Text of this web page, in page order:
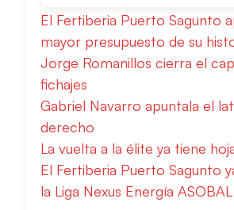
El Fertiberia Puerto Sagunto
mayor presupuesto de su
Jorge Romanillos cierra el
fichajes
Gabriel Navarro apuntala el
derecho
La vuelta a la élite ya tiene
El Fertiberia Puerto Sagunto
la Liga Nexus Energía ASOBAL